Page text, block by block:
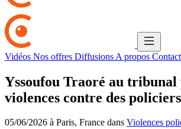
Vidéos Nos offres Diffusions A propos Contact
Yssoufou Traoré au tribunal
violences contre des policiers
05/06/2026 à Paris, France dans Violences